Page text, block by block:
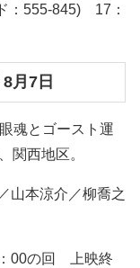
：555-845) 17：
月7日
魂とゴースト運
関西地区。
山本涼介／柳喬之
00の回 上映終